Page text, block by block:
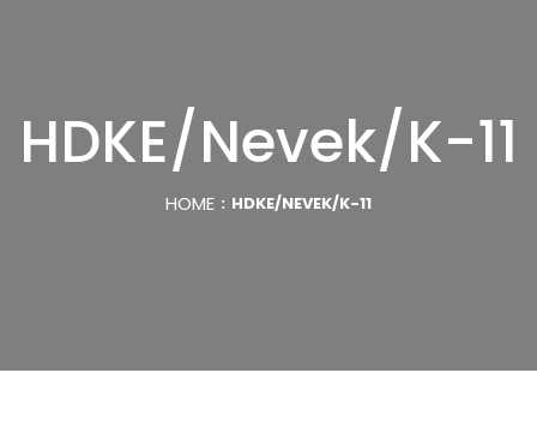
HDKE/Nevek/K-11
HOME HDKE/NEVEK/K-11